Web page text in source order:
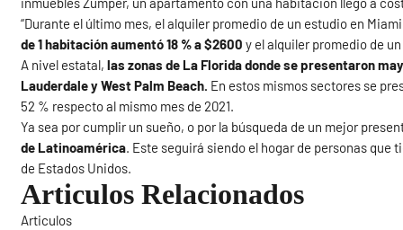
“Durante el último mes, el alquiler promedio de un estudio en
de 1 habitación aumentó 18 % a $2600 y el alquiler promedio de
A nivel estatal, las zonas de La Florida donde se presentaron
Lauderdale y West Palm Beach. En estos mismos sectores se
52 % respecto al mismo mes de 2021.
Ya sea por cumplir un sueño, o por la búsqueda de un mejor
de Latinoamérica. Este seguirá siendo el hogar de personas
de Estados Unidos.
Articulos Relacionados
Articulos